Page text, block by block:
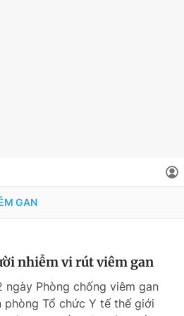
GAN
nhiễm vi rút viêm gan
ngày Phòng chống viêm gan
phòng Tổ chức Y tế thế giới